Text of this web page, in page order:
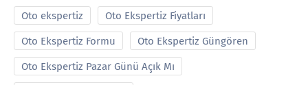
Oto ekspertiz Oto Ekspertiz Fiyatları
Oto Ekspertiz Formu Oto Ekspertiz Güngören
Oto Ekspertiz Pazar Günü Açık Mı